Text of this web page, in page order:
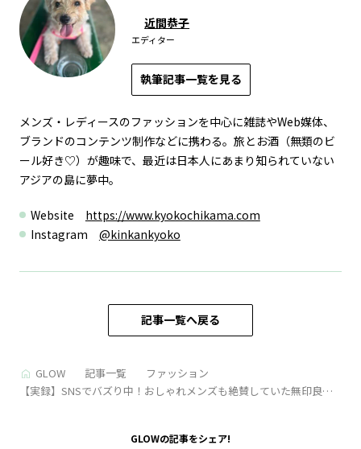
近間恭子
エディター
執筆記事一覧を見る
メンズ・レディースのファッションを中心に雑誌やWeb媒体、
ブランドのコンテンツ制作などに携わる。旅とお酒（無類のビ
ール好き♡）が趣味で、最近は日本人にあまり知られていない
アジアの島に夢中。
Website https://www.kyokochikama.com
Instagram @kinkankyoko
記事一覧へ戻る
GLOW 記事一覧
ファッション
【実録】SNSでバズり中！おしゃれメンズも絶賛していた無印良品
GLOWの記事をシェア!